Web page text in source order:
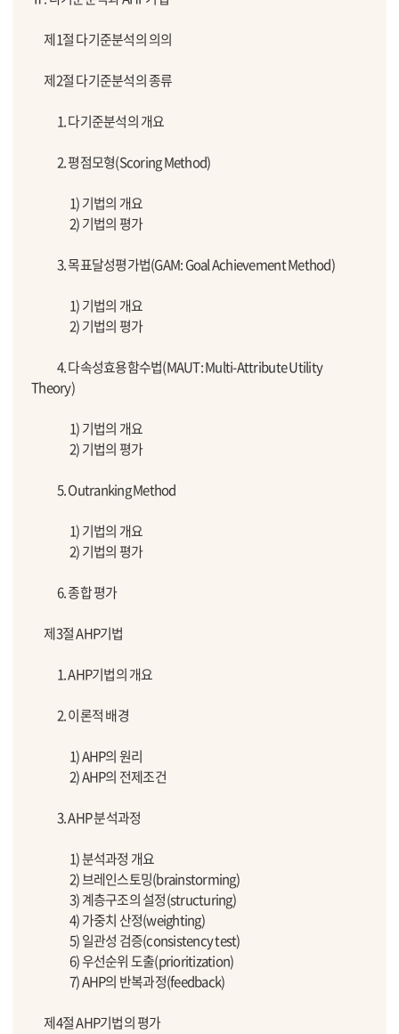
제1절 다기준분석의 의의
제2절 다기준분석의 종류
1. 다기준분석의 개요
2. 평점모형(Scoring Method)
1) 기법의 개요
2) 기법의 평가
3. 목표달성평가법(GAM: Goal Achievement Method)
1) 기법의 개요
2) 기법의 평가
4. 다속성효용함수법(MAUT: Multi-Attribute Utility
Theory)
1) 기법의 개요
2) 기법의 평가
5. Outranking Method
1) 기법의 개요
2) 기법의 평가
6. 종합 평가
제3절 AHP기법
1. AHP기법의 개요
2. 이론적 배경
1) AHP의 원리
2) AHP의 전제조건
3. AHP 분석과정
1) 분석과정 개요
2) 브레인스토밍(brainstorming)
3) 계층구조의 설정(structuring)
4) 가중치 산정(weighting)
5) 일관성 검증(consistency test)
6) 우선순위 도출(prioritization)
7) AHP의 반복과정(feedback)
제4절 AHP기법의 평가